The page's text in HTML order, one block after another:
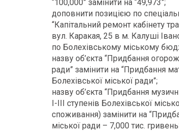
“100,000” замінити на “49,973”;
доповнити позицією по
“Капітальний ремонт кабінету
вул. Каракая, 25 в м. Калуші
по Болехівському міському
назву об’єкта “Придбання
ради” замінити на “Придбання
Болехівської міської ради”;
назву об’єкта “Придбання
I-III ступенів Болехівської
споживання) замінити на
міської ради – 7,000 тис.